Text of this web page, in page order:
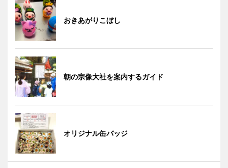
おきあがりこぼし
朝の宗像大社を案内するガイド
オリジナル缶バッジ